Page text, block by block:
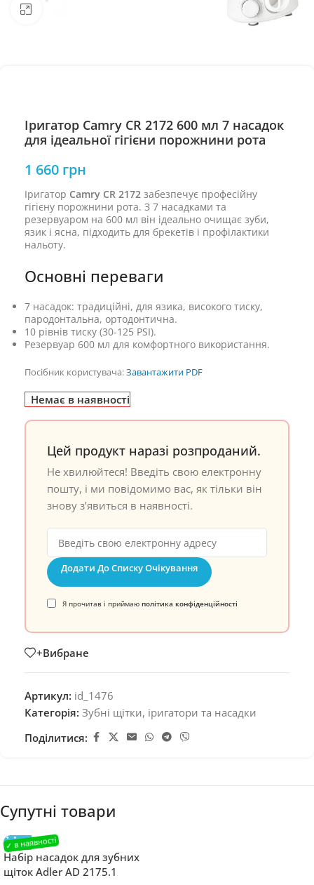
Іригатор Camry CR 2172 600 мл 7 насадок
для ідеальної гігієни порожнини рота
1 660 грн
Іригатор Camry CR 2172 забезпечує професійну
гігієну порожнини рота. З 7 насадками та
резервуаром на 600 мл він ідеально очищає зуби,
язик і ясна, підходить для брекетів і профілактики
нальоту.
Основні переваги
7 насадок: традиційні, для язика, високого тиску,
пародонтальна, ортодонтична.
10 рівнів тиску (30-125 PSI).
Резервуар 600 мл для комфортного використання.
Посібник користувача:Завантажити PDF
Немає в наявності
Цей продукт наразі розпроданий.
Не хвилюйтеся! Введіть свою електронну
пошту, і ми повідомимо вас, як тільки він
знову з’явиться в наявності.
Додати До Списку Очікування
Я прочитав і приймаю політика конфіденційності
+Вибране
Артикул: id_1476
Категорія: Зубні щітки, іригатори та насадки
Поділитися:
Супутні товари
Набір насадок для зубних
щіток Adler AD 2175.1